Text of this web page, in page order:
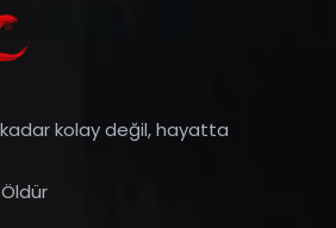
kolay değil, hayatta